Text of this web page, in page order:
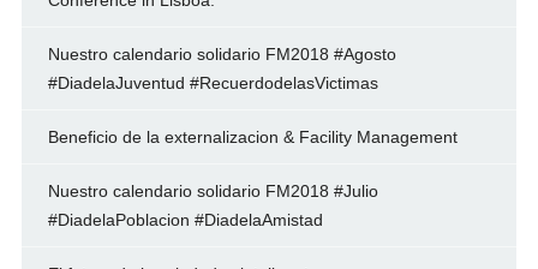
Nuestro calendario solidario FM2018 #Agosto
#DiadelaJuventud #RecuerdodelasVictimas
Beneficio de la externalizacion & Facility Management
Nuestro calendario solidario FM2018 #Julio
#DiadelaPoblacion #DiadelaAmistad